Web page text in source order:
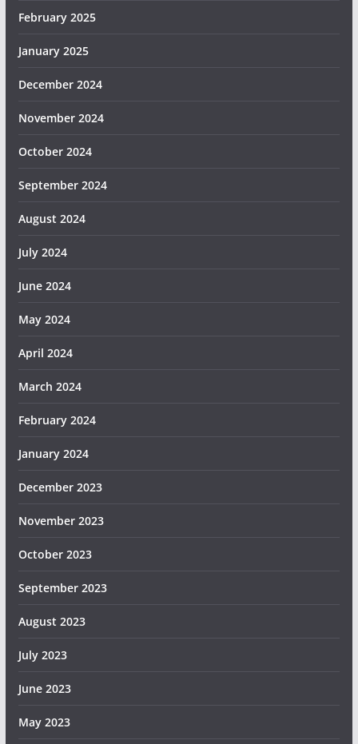
February 2025
January 2025
December 2024
November 2024
October 2024
September 2024
August 2024
July 2024
June 2024
May 2024
April 2024
March 2024
February 2024
January 2024
December 2023
November 2023
October 2023
September 2023
August 2023
July 2023
June 2023
May 2023